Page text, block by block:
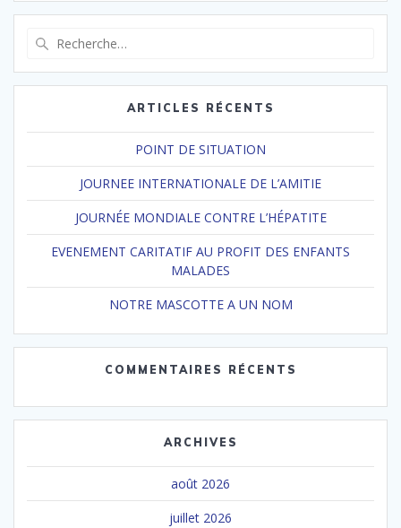
:
ARTICLES RÉCENTS
POINT DE SITUATION
JOURNEE INTERNATIONALE DE L’AMITIE
JOURNÉE MONDIALE CONTRE L’HÉPATITE
EVENEMENT CARITATIF AU PROFIT DES ENFANTS
MALADES
NOTRE MASCOTTE A UN NOM
COMMENTAIRES RÉCENTS
ARCHIVES
août 2026
juillet 2026